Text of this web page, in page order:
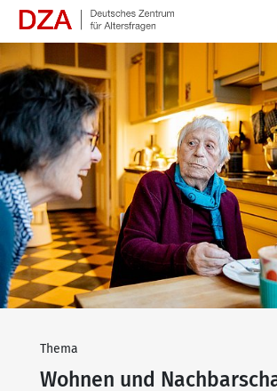
Springe zum Hauptinhalt
Thema
Wohnen und